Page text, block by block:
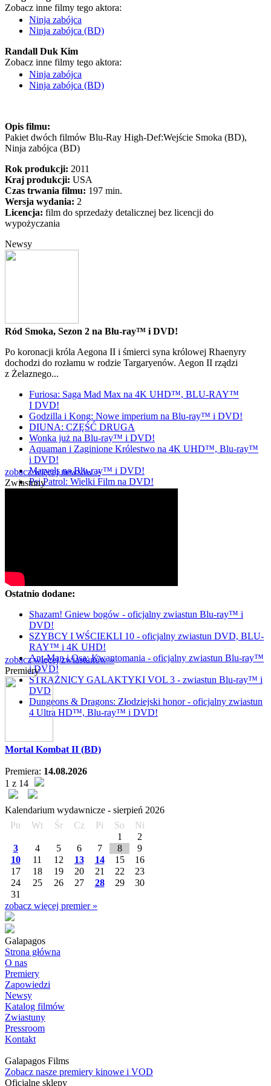
Zobacz inne filmy tego aktora:
Ninja zabójca
Ninja zabójca (BD)
Randall Duk Kim
Zobacz inne filmy tego aktora:
Ninja zabójca
Ninja zabójca (BD)
Opis filmu:
Pakiet dwóch filmów Blu-Ray High-Def:Wejście Smoka (BD),
Ninja zabójca (BD)
Rok produkcji: 2011
Kraj produkcji: USA
Czas trwania filmu: 197 min.
Wersja wydania: 2
Licencja: film do sprzedaży detalicznej bez licencji do
wypożyczania
Newsy
Ród Smoka, Sezon 2 na Blu-ray™ i DVD!
Po koronacji króla Aegona II i śmierci syna królowej Rhaenyry
dochodzi do rozłamu w rodzie Targaryenów. Aegon II rządzi
z Żelaznego...
Furiosa: Saga Mad Max na 4K UHD™, BLU-RAY™
I DVD!
Godzilla i Kong: Nowe imperium na Blu-ray™ i DVD!
DIUNA: CZĘŚĆ DRUGA
Wonka już na Blu-ray™ i DVD!
Aquaman i Zaginione Królestwo na 4K UHD™, Blu-ray™
i DVD!
Marvels na Blu-ray™ i DVD!
Psi Patrol: Wielki Film na DVD!
zobacz więcej newsów »
Zwiastuny
Ostatnio dodane:
Shazam! Gniew bogów - oficjalny zwiastun Blu-ray™ i
DVD!
SZYBCY I WŚCIEKLI 10 - oficjalny zwiastun DVD, BLU-
RAY™ i 4K UHD!
Ant-Man i Osa: Kwantomania - oficjalny zwiastun Blu-ray™
i DVD!
STRAŻNICY GALAKTYKI VOL 3 - zwiastun Blu-ray™ i
DVD
Dungeons & Dragons: Złodziejski honor - oficjalny zwiastun
4 Ultra HD™, Blu-ray™ i DVD!
zobacz więcej zwiastunów »
Premiery
Mortal Kombat II (BD)
Premiera: 14.08.2026
1 z 14
Kalendarium wydawnicze - sierpień 2026
Pn
Wt Śr Cz Pi So
Ni
1
2
3
4 5 6 7 8
9
10
11 12 13 14 15
16
17
18 19 20 21 22
23
24
25 26 27 28 29
30
31
zobacz więcej premier »
Galapagos
Strona główna
O nas
Premiery
Zapowiedzi
Newsy
Katalog filmów
Zwiastuny
Pressroom
Kontakt
Galapagos Films
Zobacz nasze premiery kinowe i VOD
Oficjalne sklepy